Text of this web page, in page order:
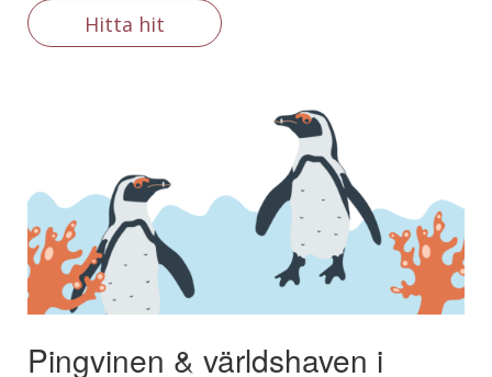
Hitta hit
Pingvinen & världshaven i